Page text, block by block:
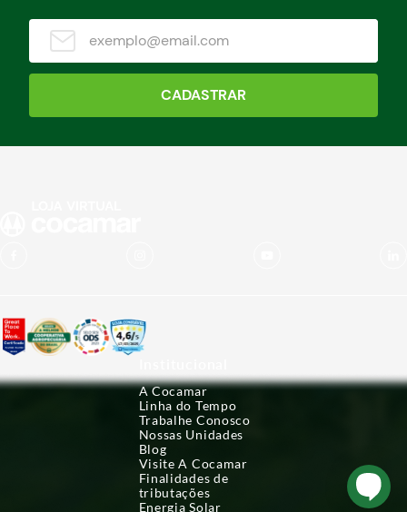
CADASTRAR
A Cocamar
Linha do Tempo
Trabalhe Conosco
Nossas Unidades
Blog
Visite A Cocamar
Finalidades de
tributações
Energia Solar